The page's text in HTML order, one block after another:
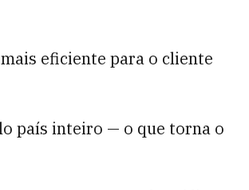
eficiente para o cliente
país inteiro — o que torna o